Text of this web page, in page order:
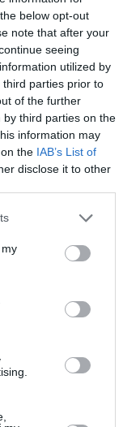
below opt-out
note that after your
seeing
utilized by
parties prior to
of the further
third parties on the
information may
the IAB’s List of
disclose it to other
domestico